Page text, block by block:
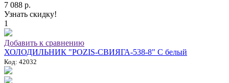
7 088 р.
Узнать скидку!
1
Добавить к сравнению
ХОЛОДИЛЬНИК "POZIS-СВИЯГА-538-8" C белый
Код: 42032